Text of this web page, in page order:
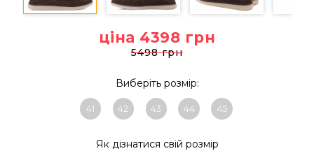
ціна 4398 грн
5498 грн
Виберіть розмір:
41 42 43 44 45
Як дізнатися свій розмір